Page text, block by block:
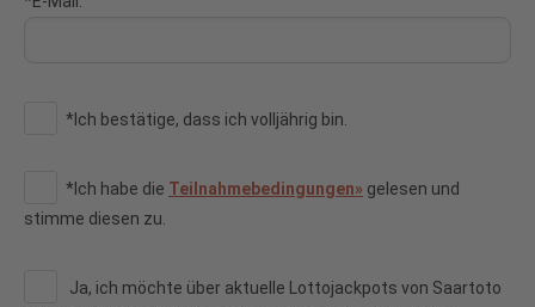
*Ich bestätige, dass ich volljährig bin.
*Ich habe die Teilnahmebedingungen» gelesen und
stimme diesen zu.
Ja, ich möchte über aktuelle Lottojackpots von Saartoto